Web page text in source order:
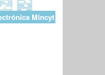
Mincyt